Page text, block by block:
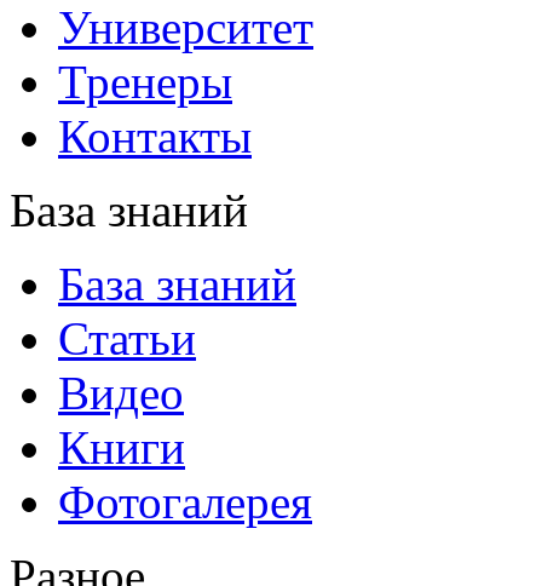
Университет
Тренеры
Контакты
База знаний
База знаний
Статьи
Видео
Книги
Фотогалерея